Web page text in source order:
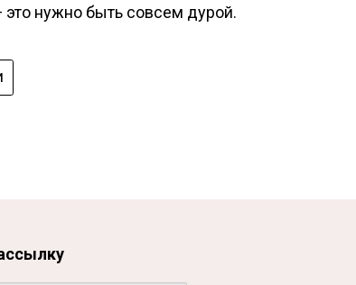
это нужно быть совсем дурой.